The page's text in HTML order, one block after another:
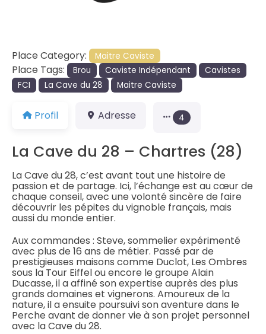
Place Category: Maitre Caviste
Place Tags: Brou Caviste Indépendant
Cavistes
FCI
La Cave du 28 Maitre Caviste
Profil Adresse 4
La Cave du 28 – Chartres (28)
La Cave du 28, c’est avant tout une histoire de
passion et de partage. Ici, l’échange est au cœur de
chaque conseil, avec une volonté sincère de faire
découvrir les pépites du vignoble français, mais
aussi du monde entier.
Aux commandes : Steve, sommelier expérimenté
avec plus de 16 ans de métier. Passé par de
prestigieuses maisons comme Duclot, Les Ombres
sous la Tour Eiffel ou encore le groupe Alain
Ducasse, il a affiné son expertise auprès des plus
grands domaines et vignerons. Amoureux de la
nature, il a ensuite poursuivi son aventure dans le
Perche avant de donner vie à son projet personnel
avec la Cave du 28.